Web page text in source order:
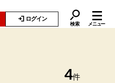
ログイン
検索 メニュー
4件